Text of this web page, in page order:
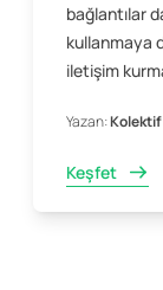
bağlantılar
kullanmaya
iletişim
Yazan:
Keşfet